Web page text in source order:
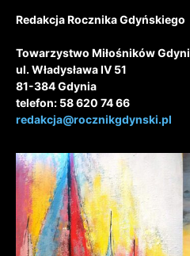
Redakcja Rocznika Gdyńskiego
Towarzystwo Miłośników Gdyni
ul. Władysława IV 51
81-384 Gdynia
telefon: 58 620 74 66
redakcja@rocznikgdynski.pl